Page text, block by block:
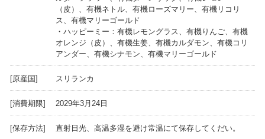
（皮）、有機ネトル、有機ローズマリー、有機リコリ
ス、有機マリーゴールド
・ハッピーミー：有機レモングラス、有機りんご、有機
オレンジ（皮）、有機生姜、有機カルダモン、有機コリ
アンダー、有機シナモン、有機マリーゴールド
[原産国] スリランカ
[消費期限] 2029年3月24日
[保存方法] 直射日光、高温多湿を避け常温にて保存してくだい。